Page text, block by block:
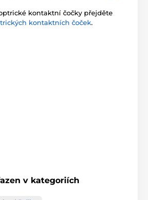
kontaktní čočky přejděte
kontaktních čoček.
v kategoriích